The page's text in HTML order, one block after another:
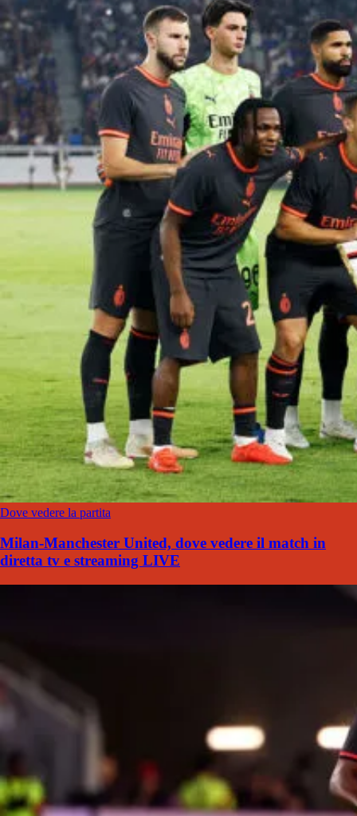
Dove vedere la partita
Milan-Manchester United, dove vedere il match in
diretta tv e streaming LIVE